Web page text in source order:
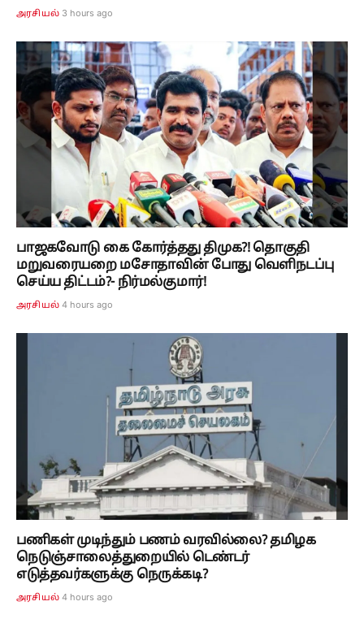
அரசியல் 3 hours ago
பாஜகவோடு கை கோர்த்தது திமுக?! தொகுதி
மறுவரையறை மசோதாவின் போது வெளிநடப்பு
செய்ய திட்டம்?- நிர்மல்குமார்!
அரசியல் 4 hours ago
பணிகள் முடிந்தும் பணம் வரவில்லை? தமிழக
நெடுஞ்சாலைத்துறையில் டெண்டர்
எடுத்தவர்களுக்கு நெருக்கடி?
அரசியல் 4 hours ago